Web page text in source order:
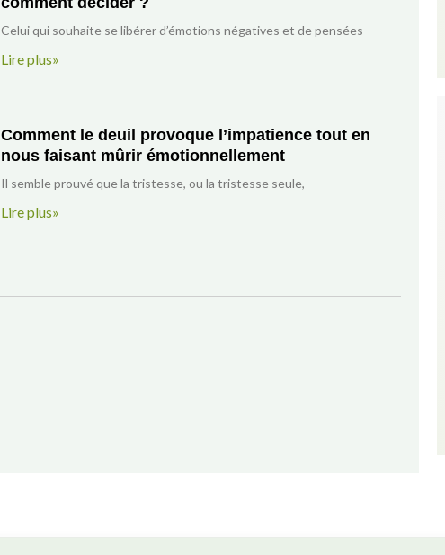
Celui qui souhaite se libérer d’émotions négatives et de pensées
Lire plus»
Comment le deuil provoque l’impatience tout en
nous faisant mûrir émotionnellement
Il semble prouvé que la tristesse, ou la tristesse seule,
Lire plus»